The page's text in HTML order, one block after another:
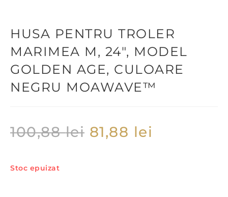
HUSA PENTRU TROLER
MARIMEA M, 24″, MODEL
GOLDEN AGE, CULOARE
NEGRU MOAWAVE™
100,88lei 81,88 lei
Stoc epuizat